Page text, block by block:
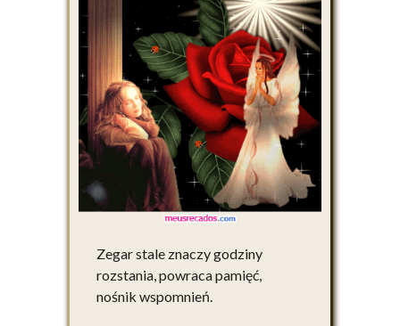
Zegar stale znaczy godziny
rozstania, powraca pamięć,
nośnik wspomnień.